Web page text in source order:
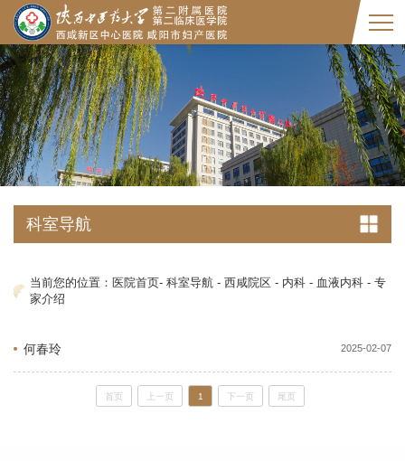
科室导航
当前您的位置： 医院首页- 科室导航 - 西咸院区- 内科- 血液内科- 专
家介绍
何春玲 2025-02-07
首页 上一页 1 下一页 尾页